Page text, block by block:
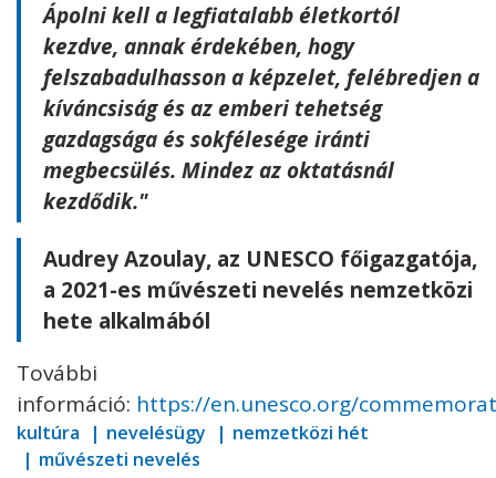
Ápolni kell a legfiatalabb életkortól
kezdve, annak érdekében, hogy
felszabadulhasson a képzelet, felébredjen a
kíváncsiság és az emberi tehetség
gazdagsága és sokfélesége iránti
megbecsülés. Mindez az oktatásnál
kezdődik."
Audrey Azoulay, az UNESCO főigazgatója,
a 2021-es művészeti nevelés nemzetközi
hete alkalmából
További
információ: https://en.unesco.org/
kultúra nevelésügy
nemzetközi hét
művészeti nevelés